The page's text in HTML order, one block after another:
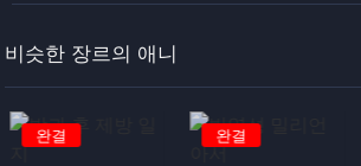
비슷한 장르의 애니
완결 완결